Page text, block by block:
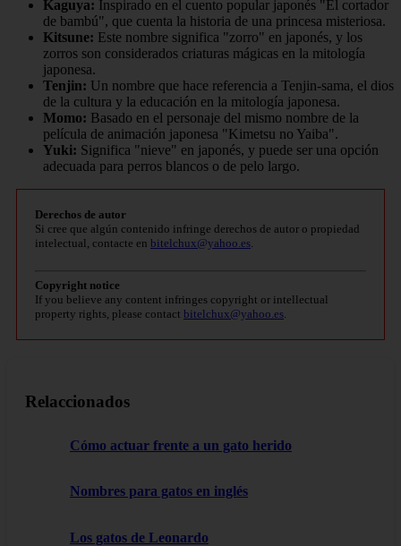
Kaguya: Inspirado en el cuento popular japonés "El cortador
de bambú", que cuenta la historia de una princesa misteriosa.
Kitsune: Este nombre significa "zorro" en japonés, y los
zorros son considerados criaturas mágicas en la mitología
japonesa.
Tenjin: Un nombre que hace referencia a Tenjin-sama, el dios
de la cultura y la educación en la mitología japonesa.
Momo: Basado en el personaje del mismo nombre de la
película de animación japonesa "Kimetsu no Yaiba".
Yuki: Significa "nieve" en japonés, y puede ser una opción
adecuada para perros blancos o de pelo largo.
Derechos de autor
Si cree que algún contenido infringe derechos de autor o propiedad
intelectual, contacte en bitelchux@yahoo.es
Copyright notice
If you believe any content infringes copyright or intellectual
property rights, please contact bitelchux@yahoo.es
Relaccionados
Cómo actuar frente a un gato herido
Nombres para gatos en inglés
Los gatos de Leonardo